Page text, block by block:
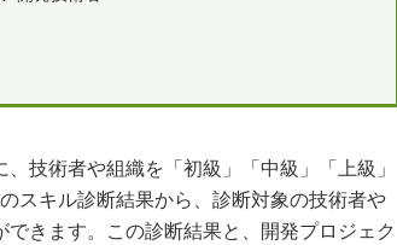
技術者や組織を「初級」「中級」「上級」
スキル診断結果から、診断対象の技術者や
きます。この診断結果と、開発プロジェク